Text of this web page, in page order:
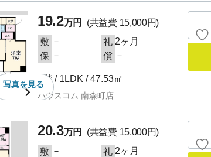
写真を見る
19.2万円
(共益費 15,000円)
敷 － 礼 2ヶ月
保 － 償 －
5階 / 1LDK / 47.53㎡
ハウスコム 南森町店
20.3万円
(共益費 15,000円)
敷 － 礼 2ヶ月